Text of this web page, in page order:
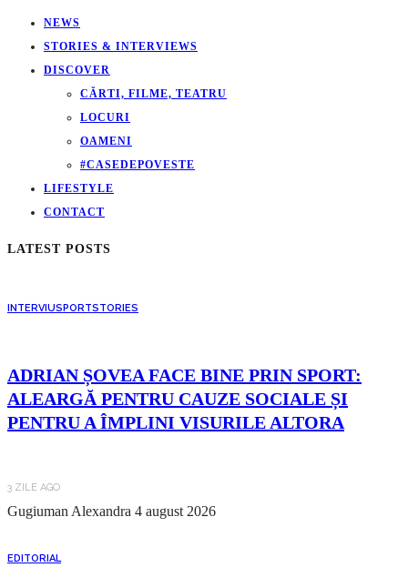
NEWS
STORIES & INTERVIEWS
DISCOVER
CĂRTI, FILME, TEATRU
LOCURI
OAMENI
#CASEDEPOVESTE
LIFESTYLE
CONTACT
LATEST POSTS
INTERVIUSPORTSTORIES
ADRIAN ȘOVEA FACE BINE PRIN SPORT:
ALEARGĂ PENTRU CAUZE SOCIALE ȘI
PENTRU A ÎMPLINI VISURILE ALTORA
3 ZILE AGO
Gugiuman Alexandra 4 august 2026
EDITORIAL